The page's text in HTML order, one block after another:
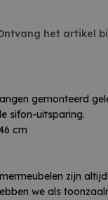
het artikel
gemonteerd
sifon-uitsparing.
cm
zijn
we als